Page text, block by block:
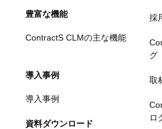
豊富な機能
ContractS CLMの主な機能
導入事例
導入事例
資料ダウンロード
採
グ
取
ロ